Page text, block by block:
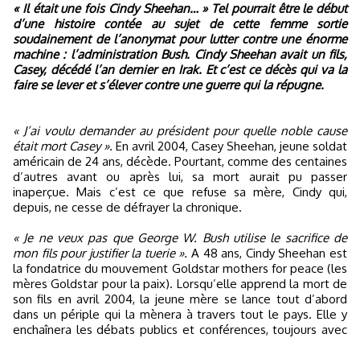
« Il était une fois Cindy Sheehan… » Tel pourrait être le début
d’une histoire contée au sujet de cette femme sortie
soudainement de l’anonymat pour lutter contre une énorme
machine : l’administration Bush. Cindy Sheehan avait un fils,
Casey, décédé l’an dernier en Irak. Et c’est ce décès qui va la
faire se lever et s’élever contre une guerre qui la répugne.
« J’ai voulu demander au président pour quelle noble cause
était mort Casey ». En avril 2004, Casey Sheehan, jeune soldat
américain de 24 ans, décède. Pourtant, comme des centaines
d’autres avant ou après lui, sa mort aurait pu passer
inaperçue. Mais c’est ce que refuse sa mère, Cindy qui,
depuis, ne cesse de défrayer la chronique.
« Je ne veux pas que George W. Bush utilise le sacrifice de
mon fils pour justifier la tuerie ».A 48 ans, Cindy Sheehan est
la fondatrice du mouvement Goldstar mothers for peace (les
mères Goldstar pour la paix). Lorsqu’elle apprend la mort de
son fils en avril 2004, la jeune mère se lance tout d’abord
dans un périple qui la mènera à travers tout le pays. Elle y
enchaînera les débats publics et conférences, toujours avec